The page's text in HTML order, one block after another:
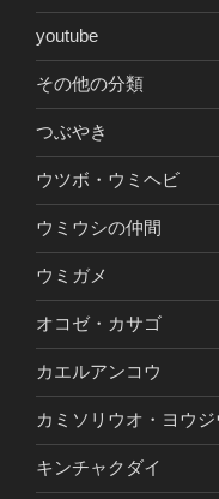
youtube
その他の分類
つぶやき
ウツボ・ウミヘビ
ウミウシの仲間
ウミガメ
オコゼ・カサゴ
カエルアンコウ
カミソリウオ・ヨウジ
キンチャクダイ